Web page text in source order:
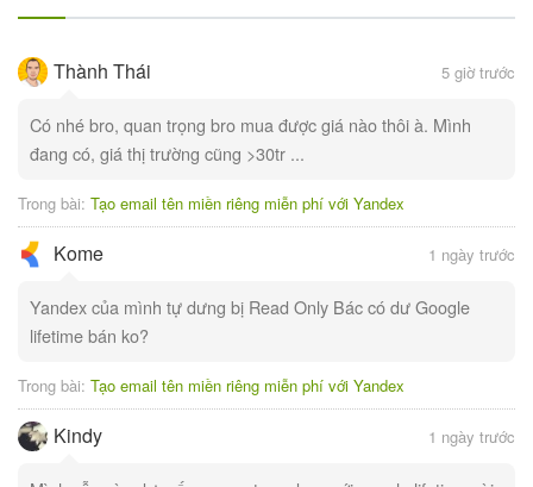
Thành Thái 5 giờ trước
Có nhé bro, quan trọng bro mua được giá nào thôi à. Mình
đang có, giá thị trường cũng >30tr ...
Trong bài: Tạo email tên miền riêng miễn phí với Yandex
Kome 1 ngày trước
Yandex của mình tự dưng bị Read Only Bác có dư Google
lifetime bán ko?
Trong bài: Tạo email tên miền riêng miễn phí với Yandex
Kindy 1 ngày trước